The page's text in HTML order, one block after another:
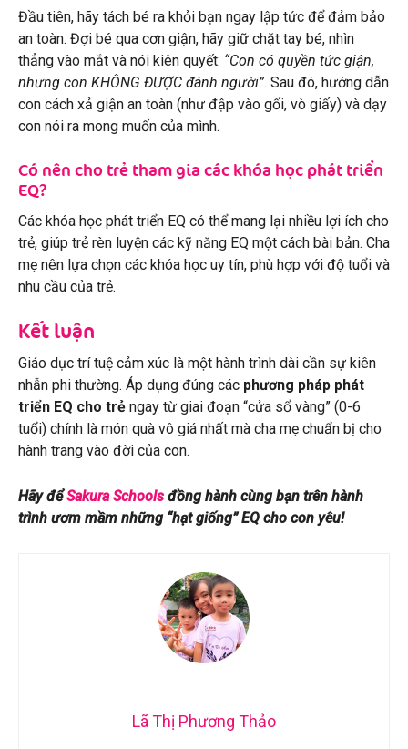
Đầu tiên, hãy tách bé ra khỏi bạn ngay lập tức để đảm bảo
an toàn. Đợi bé qua cơn giận, hãy giữ chặt tay bé, nhìn
thẳng vào mắt và nói kiên quyết: “Con có quyền tức giận,
nhưng con KHÔNG ĐƯỢC đánh người”. Sau đó, hướng dẫn
con cách xả giận an toàn (như đập vào gối, vò giấy) và dạy
con nói ra mong muốn của mình.
Có nên cho trẻ tham gia các khóa học phát triển
EQ?
Các khóa học phát triển EQ có thể mang lại nhiều lợi ích cho
trẻ, giúp trẻ rèn luyện các kỹ năng EQ một cách bài bản. Cha
mẹ nên lựa chọn các khóa học uy tín, phù hợp với độ tuổi và
nhu cầu của trẻ.
Kết luận
Giáo dục trí tuệ cảm xúc là một hành trình dài cần sự kiên
nhẫn phi thường. Áp dụng đúng các phương pháp phát
triển EQ cho trẻ ngay từ giai đoạn “cửa sổ vàng” (0-6
tuổi) chính là món quà vô giá nhất mà cha mẹ chuẩn bị cho
hành trang vào đời của con.
Hãy đểSakura Schools đồng hành cùng bạn trên hành
trình ươm mầm những “hạt giống” EQ cho con yêu!
Lã Thị Phương Thảo